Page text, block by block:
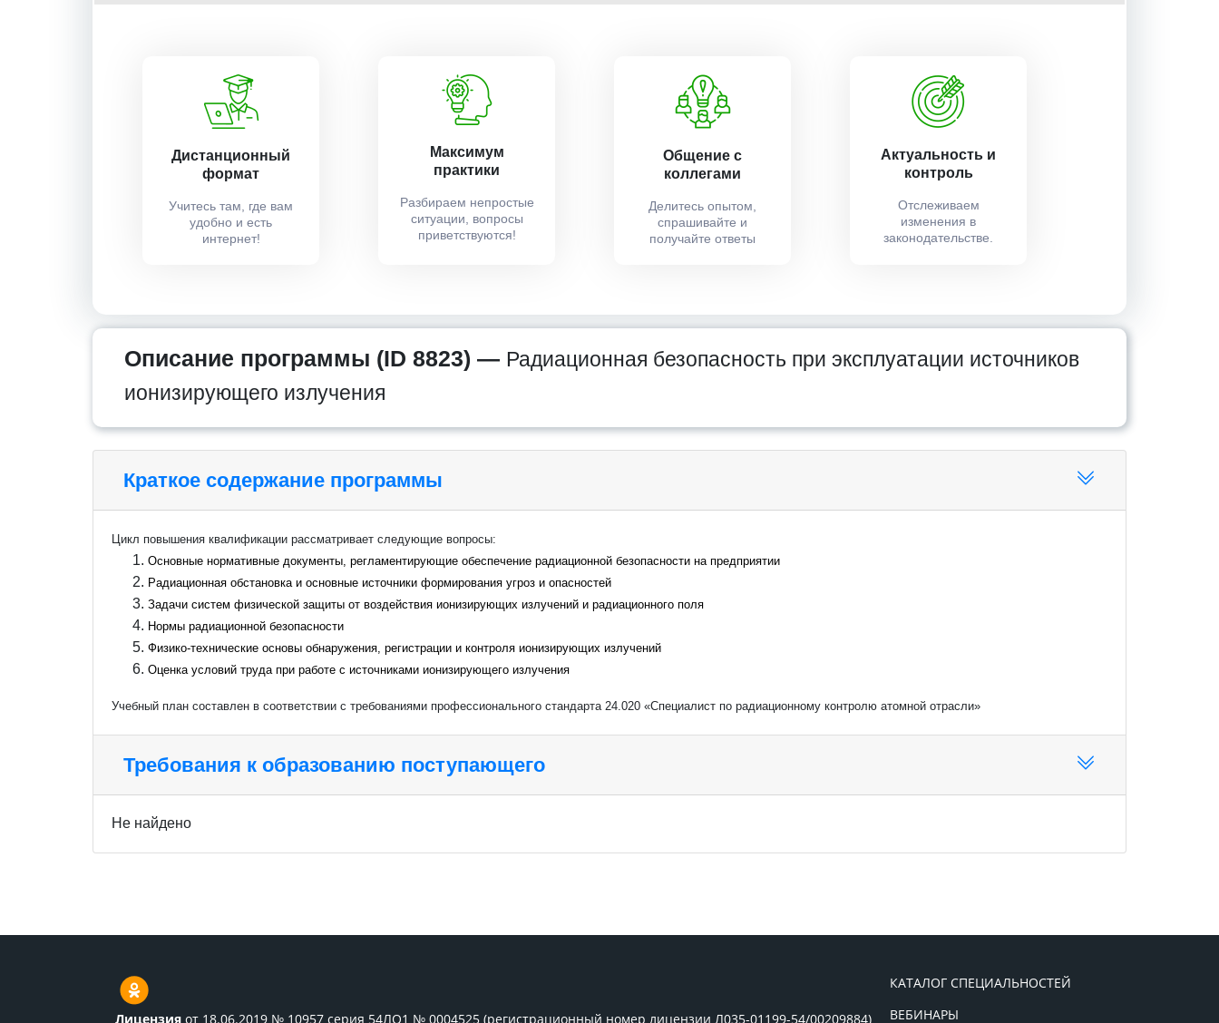
Дистанционный
формат
Учитесь там, где вам
удобно и есть
интернет!
Максимум
практики
Разбираем непростые
ситуации, вопросы
приветствуются!
Общение с
коллегами
Делитесь опытом,
спрашивайте и
получайте ответы
Актуальность и
контроль
Отслеживаем
изменения в
законодательстве.
Описание программы (ID 8823) — Радиационная безопасность при эксплуатации источников
ионизирующего излучения
Краткое содержание программы
Цикл повышения квалификации рассматривает следующие вопросы:
Основные нормативные документы, регламентирующие обеспечение радиационной безопасности на предприятии
Радиационная обстановка и основные источники формирования угроз и опасностей
Задачи систем физической защиты от воздействия ионизирующих излучений и радиационного поля
Нормы радиационной безопасности
Физико-технические основы обнаружения, регистрации и контроля ионизирующих излучений
Оценка условий труда при работе с источниками ионизирующего излучения
Учебный план составлен в соответствии с требованиями профессионального стандарта 24.020 «Специалист по радиационному контролю атомной отрасли»
Требования к образованию поступающего
Не найдено
Лицензия от 18.06.2019 № 10957 серия 54ЛО1 № 0004525 (регистрационный номер лицензии Л035-01199-54/00209884)
КАТАЛОГ СПЕЦИАЛЬНОСТЕЙ
ВЕБИНАРЫ